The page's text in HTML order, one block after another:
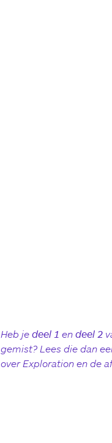
Heb je deel 1 en deel 2
gemist? Lees die dan
over Exploration en de